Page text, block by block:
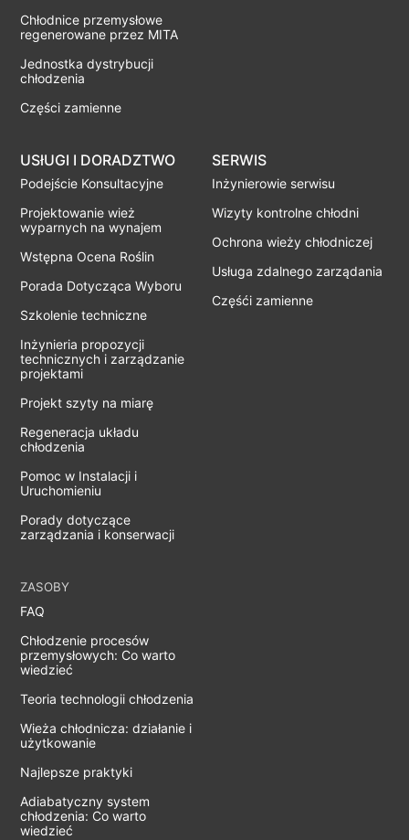
Chłodnice przemysłowe
regenerowane przez MITA
Jednostka dystrybucji
chłodzenia
Części zamienne
USłUGI I DORADZTWO
Podejście Konsultacyjne
Projektowanie wież
wyparnych na wynajem
Wstępna Ocena Roślin
Porada Dotycząca Wyboru
Szkolenie techniczne
Inżynieria propozycji
technicznych i zarządzanie
projektami
Projekt szyty na miarę
Regeneracja układu
chłodzenia
Pomoc w Instalacji i
Uruchomieniu
Porady dotyczące
zarządzania i konserwacji
SERWIS
Inżynierowie serwisu
Wizyty kontrolne chłodni
Ochrona wieży chłodniczej
Usługa zdalnego zarządania
Częśći zamienne
ZASOBY
FAQ
Chłodzenie procesów
przemysłowych: Co warto
wiedzieć
Teoria technologii chłodzenia
Wieża chłodnicza: działanie i
użytkowanie
Najlepsze praktyki
Adiabatyczny system
chłodzenia: Co warto
wiedzieć